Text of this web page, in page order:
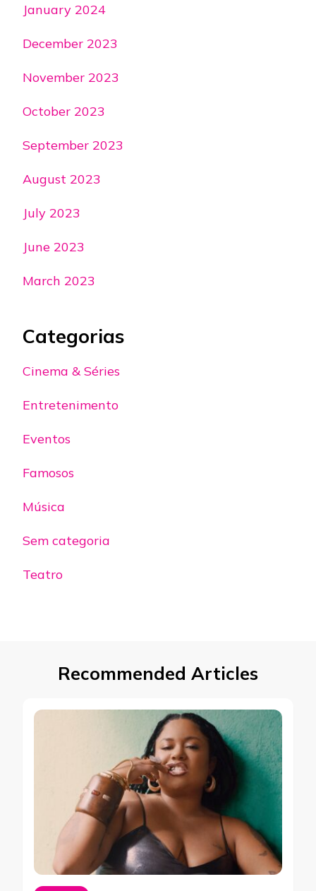
January 2024
December 2023
November 2023
October 2023
September 2023
August 2023
July 2023
June 2023
March 2023
Categorias
Cinema & Séries
Entretenimento
Eventos
Famosos
Música
Sem categoria
Teatro
Recommended Articles